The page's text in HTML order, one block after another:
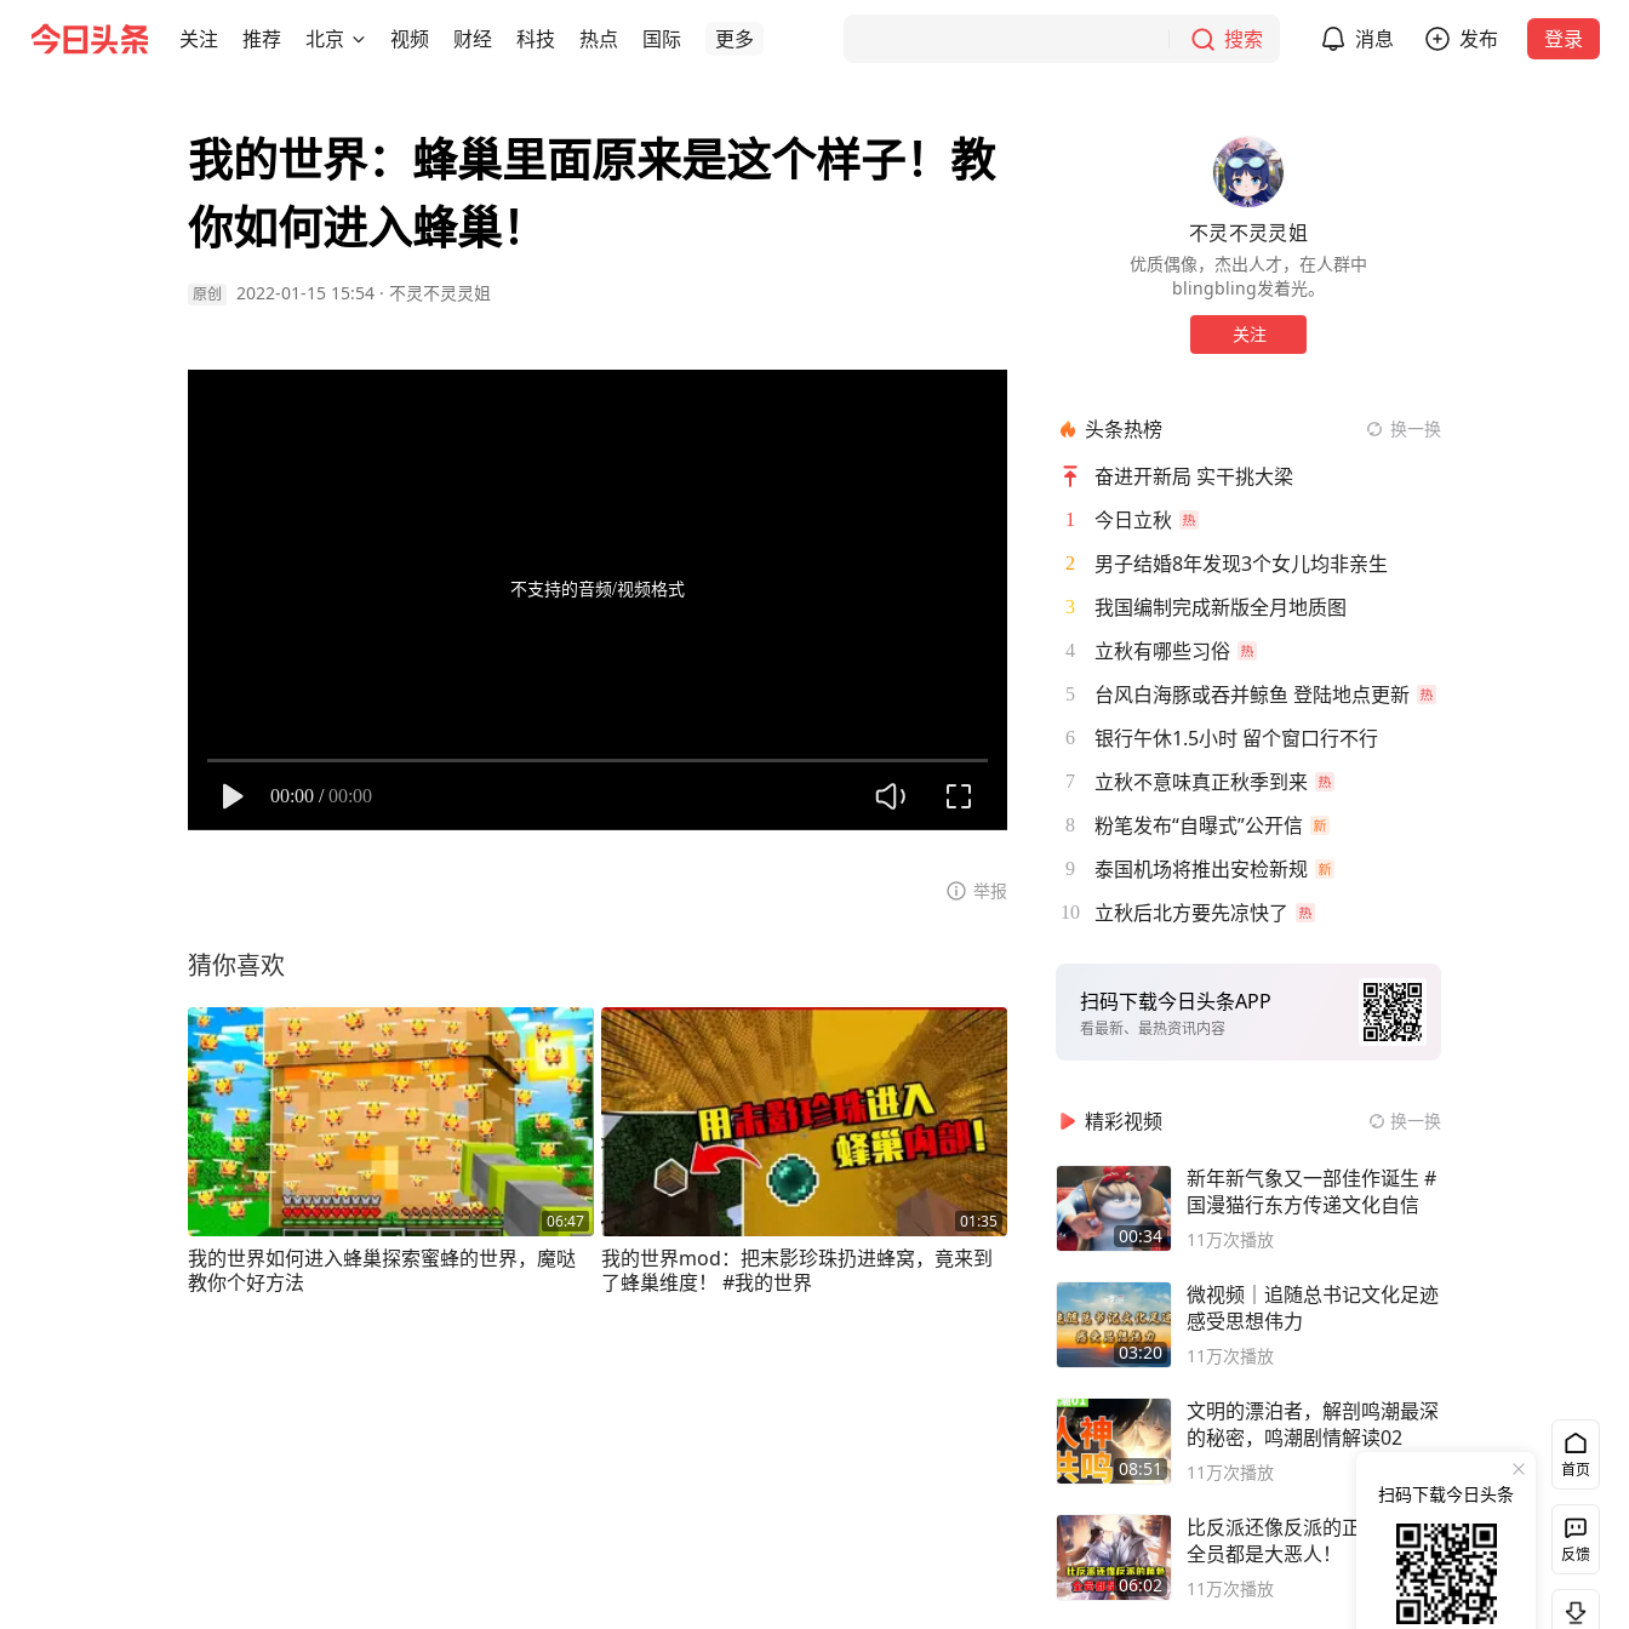
关注 推荐 北京 视频 财经 科技 热点 国际 更多 搜索 消息 发布 登录
我的世界：蜂巢里面原来是这个样子！教
你如何进入蜂巢！
原创 2022-01-15 15:54 · 不灵不灵灵姐
不支持的音频/视频格式
00:00 / 00:00
举报
猜你喜欢
06:47
我的世界如何进入蜂巢探索蜜蜂的世界，魔哒
教你个好方法
01:35
我的世界mod：把末影珍珠扔进蜂窝，竟来到
了蜂巢维度！ #我的世界
不灵不灵灵姐
优质偶像，杰出人才，在人群中
blingbling发着光。
关注
头条热榜 换一换
奋进开新局 实干挑大梁
1 今日立秋
2 男子结婚8年发现3个女儿均非亲生
3 我国编制完成新版全月地质图
4 立秋有哪些习俗
5 台风白海豚或吞并鲸鱼 登陆地点更新
6 银行午休1.5小时 留个窗口行不行
7 立秋不意味真正秋季到来
8 粉笔发布“自曝式”公开信
9 泰国机场将推出安检新规
10 立秋后北方要先凉快了
扫码下载今日头条APP
看最新、最热资讯内容
精彩视频 换一换
00:34
新年新气象又一部佳作诞生 #
国漫猫行东方传递文化自信
11万次播放
03:20
微视频｜追随总书记文化足迹
感受思想伟力
11万次播放
08:51
文明的漂泊者，解剖鸣潮最深
的秘密，鸣潮剧情解读02
11万次播放
06:02
比反派还像反派的正派主角，
全员都是大恶人！
11万次播放
首页
反馈
扫码下载今日头条